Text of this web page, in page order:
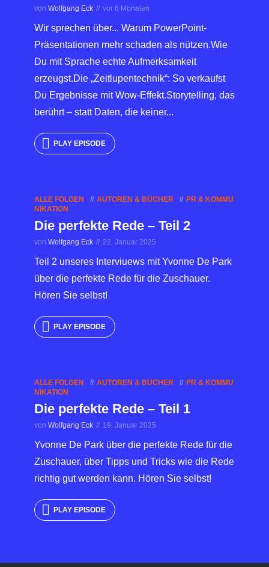
von Wolfgang Eck vor 6 Monaten
Wir sprechen über... Warum PowerPoint-
Präsentationen mehr schaden als nützen.Wie
Du mit Sprache echte Aufmerksamkeit
erzeugst.Die „Zeitlupentechnik“: So verkaufst
Du Ergebnisse mit Wow-Effekt.Storytelling, das
berührt – statt Daten, die keiner...
PLAY EPISODE
ALLE FOLGEN AUTOREN & BÜCHER
PR & KOMMU
NIKATION
Die perfekte Rede – Teil 2
von Wolfgang Eck 22. Januar 2025
Teil 2 unseres Interviuews mit Yvonne De Park
über die perfekte Rede für die Zuschauer.
Hören Sie selbst!
PLAY EPISODE
ALLE FOLGEN AUTOREN & BÜCHER
PR & KOMMU
NIKATION
Die perfekte Rede – Teil 1
von Wolfgang Eck 19. Januar 2025
Yvonne De Park über die perfekte Rede für die
Zuschauer, über Tipps und Tricks wie die Rede
richtig gut werden kann. Hören Sie selbst!
PLAY EPISODE